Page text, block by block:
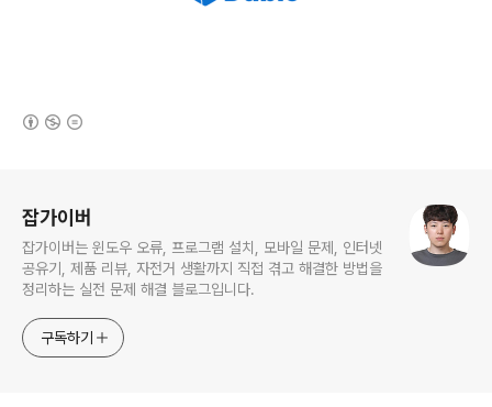
잡가이버
잡가이버는 윈도우 오류, 프로그램 설치, 모바일 문제, 인터넷
공유기, 제품 리뷰, 자전거 생활까지 직접 겪고 해결한 방법을
정리하는 실전 문제 해결 블로그입니다.
구독하기